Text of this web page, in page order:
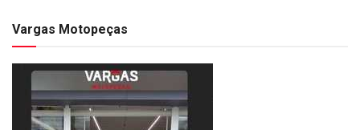
Vargas Motopeças